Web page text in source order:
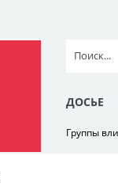
ДОСЬЕ
Группы